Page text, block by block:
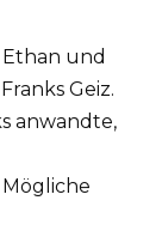
und
Geiz.
anwandte,